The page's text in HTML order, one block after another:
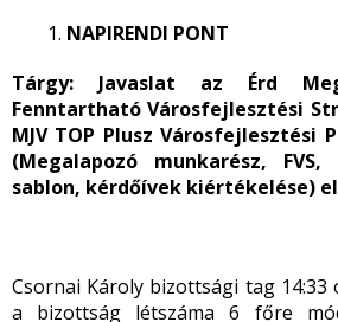
NAPIRENDI PONT
Tárgy: Javaslat az Érd
Fenntartható Városfejlesztési
MJV TOP Plusz Városfejlesztési
(Megalapozó munkarész,
sablon, kérdőívek kiértékelése)
Csornai Károly bizottsági tag
a bizottság létszáma 6 főre